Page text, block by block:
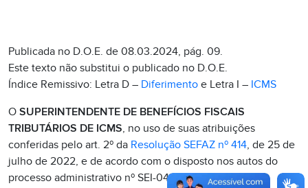
Publicada no D.O.E. de 08.03.2024, pág. 09.
Este texto não substitui o publicado no D.O.E.
Índice Remissivo: Letra D – Diferimento e Letra I – ICMS
O SUPERINTENDENTE DE BENEFÍCIOS FISCAIS
TRIBUTÁRIOS DE ICMS, no uso de suas atribuições
conferidas pelo art. 2º da Resolução SEFAZ nº 414, de 25 de
julho de 2022, e de acordo com o disposto nos autos do
processo administrativo nº SEI-040079/002130/2023;